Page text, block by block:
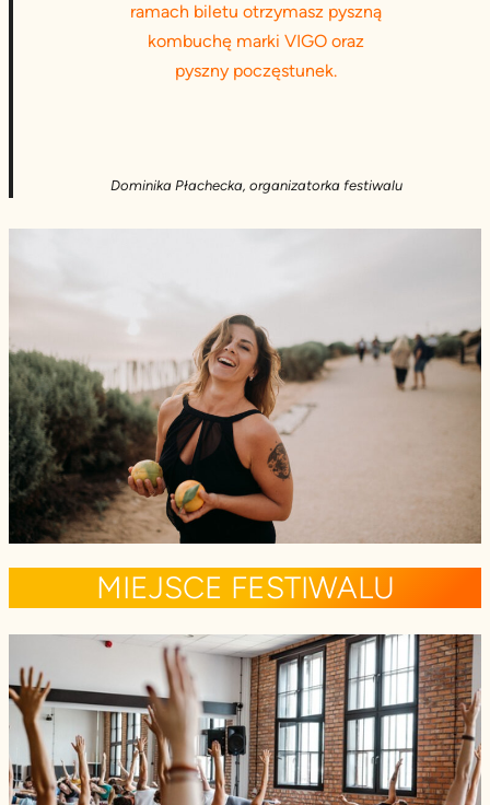
ramach biletu otrzymasz pyszną
kombuchę marki VIGO oraz
pyszny poczęstunek.
Dominika Płachecka, organizatorka festiwalu
MIEJSCE FESTIWALU